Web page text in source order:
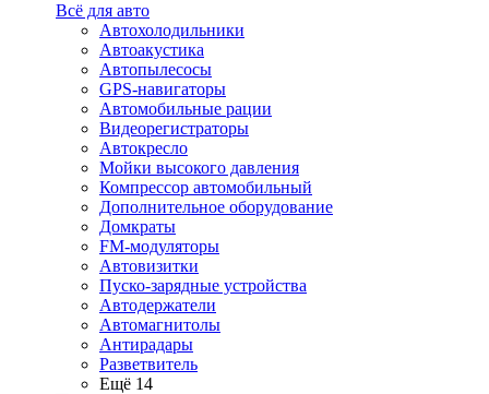
Всё для авто
Автохолодильники
Автоакустика
Автопылесосы
GPS-навигаторы
Автомобильные рации
Видеорегистраторы
Автокресло
Мойки высокого давления
Компрессор автомобильный
Дополнительное оборудование
Домкраты
FM-модуляторы
Автовизитки
Пуско-зарядные устройства
Автодержатели
Автомагнитолы
Антирадары
Разветвитель
Ещё 14